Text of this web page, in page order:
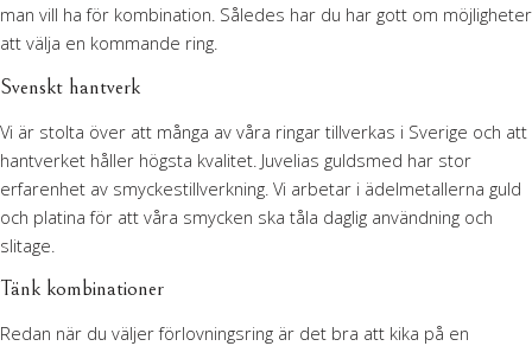
man vill ha för kombination. Således har du har gott om möjligheter
att välja en kommande ring.
Svenskt hantverk
Vi är stolta över att många av våra ringar tillverkas i Sverige och att
hantverket håller högsta kvalitet. Juvelias guldsmed har stor
erfarenhet av smyckestillverkning. Vi arbetar i ädelmetallerna guld
och platina för att våra smycken ska tåla daglig användning och
slitage.
Tänk kombinationer
Redan när du väljer förlovningsring är det bra att kika på en